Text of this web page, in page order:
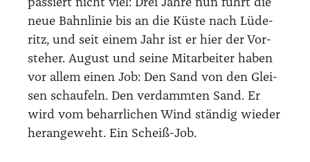
pas­siert nicht viel: Drei Jah­re nun führt die
neue Bahn­li­nie bis an die Küs­te nach Lüde­
ritz, und seit einem Jahr ist er hier der Vor­
ste­her. August und sei­ne Mit­ar­bei­ter haben
vor allem einen Job: Den Sand von den Glei­
sen schau­feln. Den ver­damm­ten Sand. Er
wird vom beharr­li­chen Wind stän­dig wie­der
her­an­ge­weht. Ein Scheiß-Job.